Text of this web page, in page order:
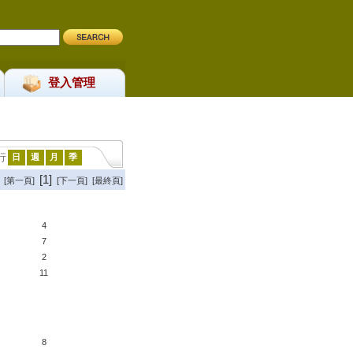
登入管理
日 週 月 季
[第一頁] [1] [下一頁] [最終頁]
4
7
2
11
8